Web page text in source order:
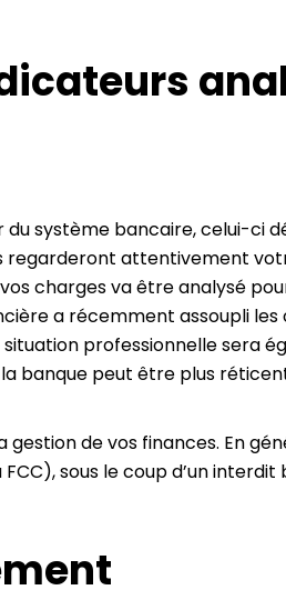
du système bancaire, celui-ci
regarderont attentivement
charges va être analysé
a récemment assoupli
professionnelle sera
la banque peut être plus
de vos finances. En
sous le coup d’un interdit